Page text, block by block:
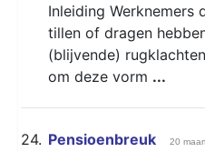
Inleiding Werknemers
tillen of dragen
(blijvende)
om deze vorm ...
24. Pensioenbreuk 20